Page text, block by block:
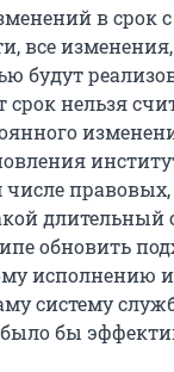
в срок с
все
будут
срок нельзя
числе
обновить
исполнению
систему
бы